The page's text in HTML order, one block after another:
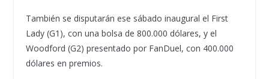
También se disputarán ese sábado inaugural el First
Lady (G1), con una bolsa de 800.000 dólares, y el
Woodford (G2) presentado por FanDuel, con 400.000
dólares en premios.